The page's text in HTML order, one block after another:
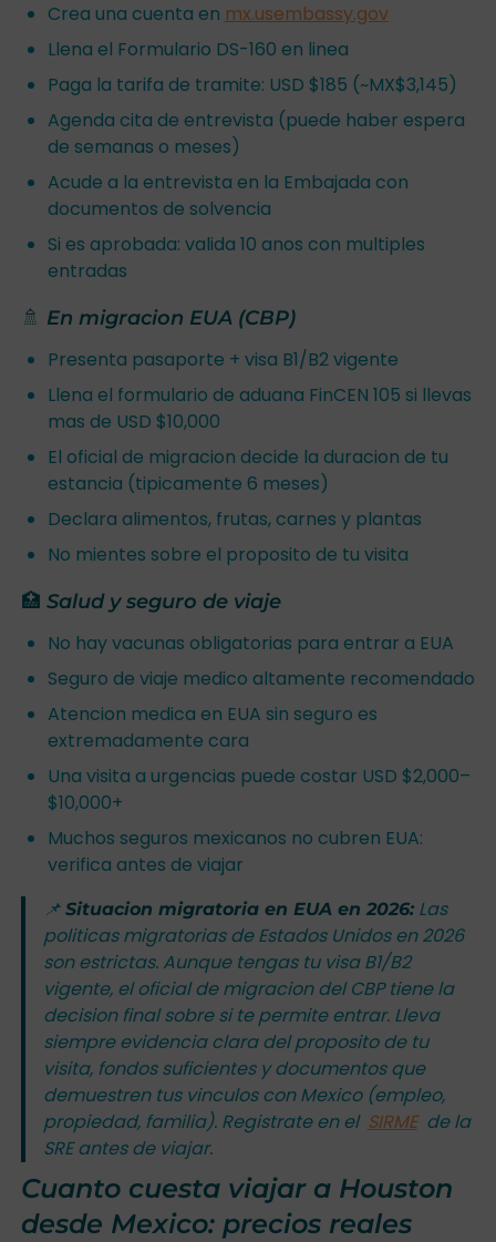
Crea una cuenta en mx.usembassy.gov
Llena el Formulario DS-160 en linea
Paga la tarifa de tramite: USD $185 (~MX$3,145)
Agenda cita de entrevista (puede haber espera
de semanas o meses)
Acude a la entrevista en la Embajada con
documentos de solvencia
Si es aprobada: valida 10 anos con multiples
entradas
🚿 En migracion EUA (CBP)
Presenta pasaporte + visa B1/B2 vigente
Llena el formulario de aduana FinCEN 105 si llevas
mas de USD $10,000
El oficial de migracion decide la duracion de tu
estancia (tipicamente 6 meses)
Declara alimentos, frutas, carnes y plantas
No mientes sobre el proposito de tu visita
🏥 Salud y seguro de viaje
No hay vacunas obligatorias para entrar a EUA
Seguro de viaje medico altamente recomendado
Atencion medica en EUA sin seguro es
extremadamente cara
Una visita a urgencias puede costar USD $2,000–
$10,000+
Muchos seguros mexicanos no cubren EUA:
verifica antes de viajar
📌 Situacion migratoria en EUA en 2026:Las
politicas migratorias de Estados Unidos en 2026
son estrictas. Aunque tengas tu visa B1/B2
vigente, el oficial de migracion del CBP tiene la
decision final sobre si te permite entrar. Lleva
siempre evidencia clara del proposito de tu
visita, fondos suficientes y documentos que
demuestren tus vinculos con Mexico (empleo,
propiedad, familia). Registrate en el SIRME de la
SRE antes de viajar.
Cuanto cuesta viajar a Houston
desde Mexico: precios reales